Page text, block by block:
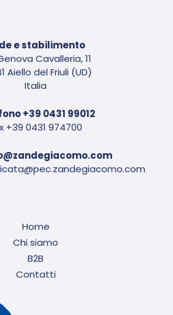
e stabilimento
Cavalleria, 11
Aiello del Friuli (UD)
Italia
+39 0431 99012
+39 0431 974700
Home
Chi siamo
B2B
Contatti